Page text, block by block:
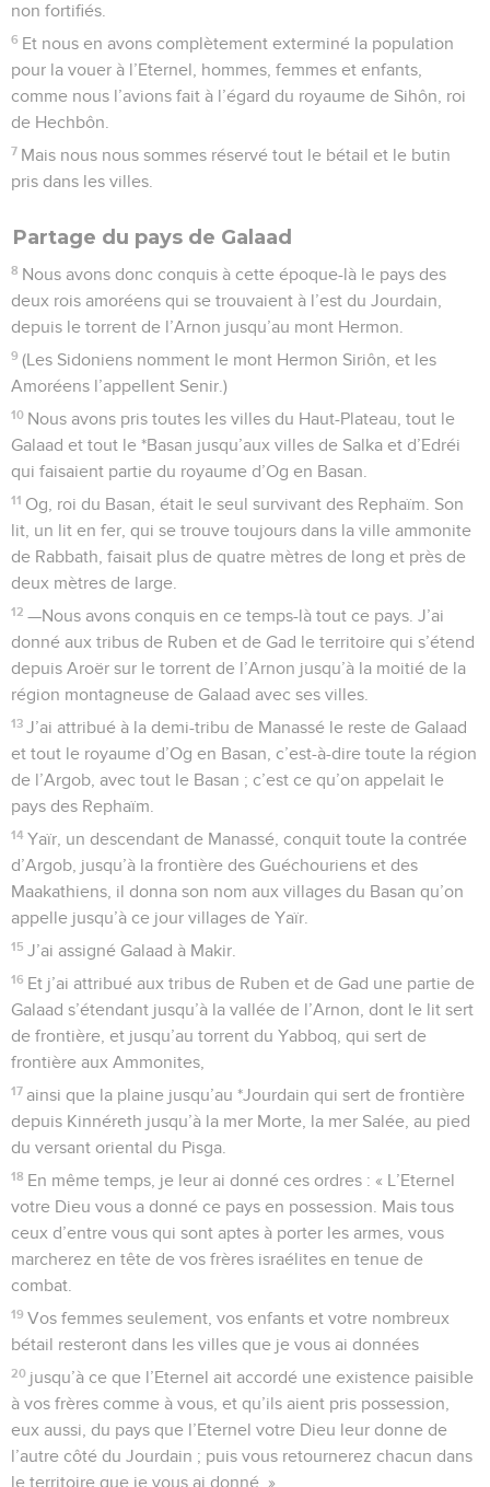
non fortifiés.
6 Et nous en avons complètement exterminé la population
pour la vouer à l’Eternel, hommes, femmes et enfants,
comme nous l’avions fait à l’égard du royaume de Sihôn, roi
de Hechbôn.
7 Mais nous nous sommes réservé tout le bétail et le butin
pris dans les villes.
Partage du pays de Galaad
8 Nous avons donc conquis à cette époque-là le pays des
deux rois amoréens qui se trouvaient à l’est du Jourdain,
depuis le torrent de l’Arnon jusqu’au mont Hermon.
9 (Les Sidoniens nomment le mont Hermon Siriôn, et les
Amoréens l’appellent Senir.)
10 Nous avons pris toutes les villes du Haut-Plateau, tout le
Galaad et tout le *Basan jusqu’aux villes de Salka et d’Edréi
qui faisaient partie du royaume d’Og en Basan.
11 Og, roi du Basan, était le seul survivant des Rephaïm. Son
lit, un lit en fer, qui se trouve toujours dans la ville ammonite
de Rabbath, faisait plus de quatre mètres de long et près de
deux mètres de large.
12 —Nous avons conquis en ce temps-là tout ce pays. J’ai
donné aux tribus de Ruben et de Gad le territoire qui s’étend
depuis Aroër sur le torrent de l’Arnon jusqu’à la moitié de la
région montagneuse de Galaad avec ses villes.
13 J’ai attribué à la demi-tribu de Manassé le reste de Galaad
et tout le royaume d’Og en Basan, c’est-à-dire toute la région
de l’Argob, avec tout le Basan ; c’est ce qu’on appelait le
pays des Rephaïm.
14 Yaïr, un descendant de Manassé, conquit toute la contrée
d’Argob, jusqu’à la frontière des Guéchouriens et des
Maakathiens, il donna son nom aux villages du Basan qu’on
appelle jusqu’à ce jour villages de Yaïr.
15 J’ai assigné Galaad à Makir.
16 Et j’ai attribué aux tribus de Ruben et de Gad une partie de
Galaad s’étendant jusqu’à la vallée de l’Arnon, dont le lit sert
de frontière, et jusqu’au torrent du Yabboq, qui sert de
frontière aux Ammonites,
17 ainsi que la plaine jusqu’au *Jourdain qui sert de frontière
depuis Kinnéreth jusqu’à la mer Morte, la mer Salée, au pied
du versant oriental du Pisga.
18 En même temps, je leur ai donné ces ordres : « L’Eternel
votre Dieu vous a donné ce pays en possession. Mais tous
ceux d’entre vous qui sont aptes à porter les armes, vous
marcherez en tête de vos frères israélites en tenue de
combat.
19 Vos femmes seulement, vos enfants et votre nombreux
bétail resteront dans les villes que je vous ai données
20 jusqu’à ce que l’Eternel ait accordé une existence paisible
à vos frères comme à vous, et qu’ils aient pris possession,
eux aussi, du pays que l’Eternel votre Dieu leur donne de
l’autre côté du Jourdain ; puis vous retournerez chacun dans
le territoire que je vous ai donné. »